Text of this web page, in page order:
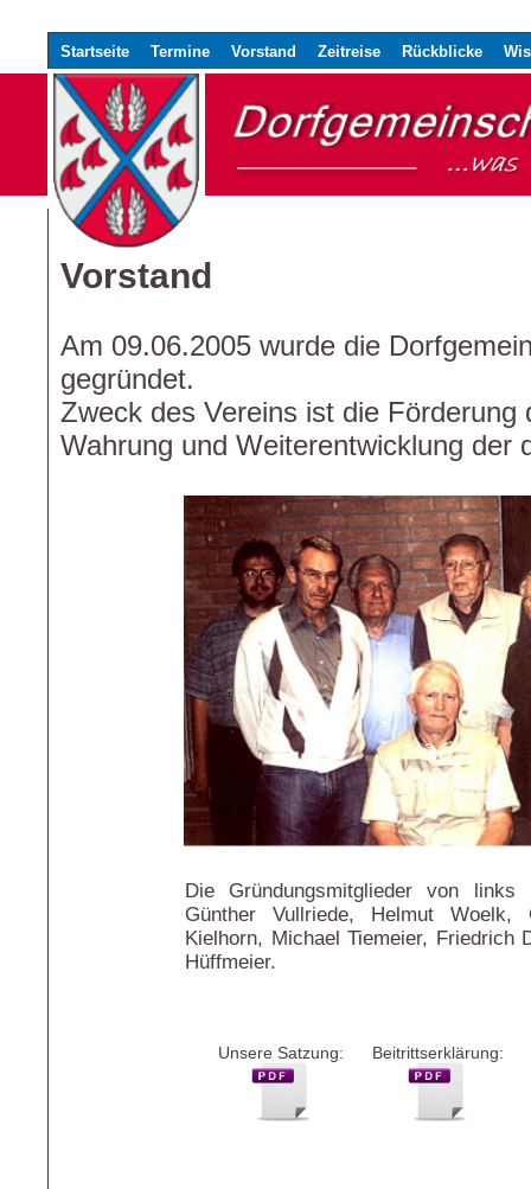
Startseite Termine Vorstand Zeitreise Rückblicke
Vorstand
Am 09.06.2005 wurde die
gegründet.
Zweck des Vereins ist die Förderung
Wahrung und Weiterentwicklung der
Die Gründungsmitglieder von links
Günther Vullriede, Helmut Woelk,
Kielhorn, Michael Tiemeier, Friedrich
Hüffmeier.
Unsere Satzung: Beitrittserklärung: